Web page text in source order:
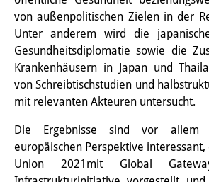
Öffentlichkeit
Bitte melden Sie sich
Information
Katalog
Bandō-Sammlung
Dreisprachiges
von außenpolitischen Zielen in der
Unter anderem wird die
Gesundheitsdiplomatie sowie die
Krankenhäusern in Japan und
von Schreibtischstudien und
mit relevanten Akteuren untersucht.
Die Ergebnisse sind vor
europäischen Perspektive interessant,
Union 2021mit Global